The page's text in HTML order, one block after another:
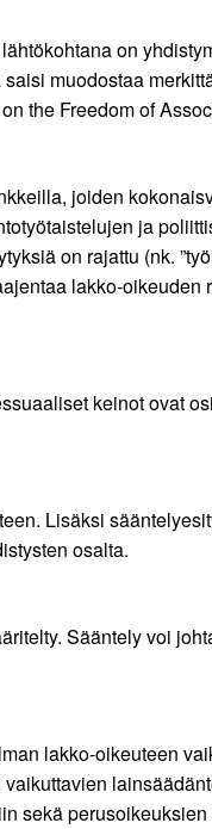
on
muodostaa
the Freedom of
joiden
ja
on rajattu (nk.
lakko-oikeuden
keinot ovat
Lisäksi
osalta.
Sääntely voi
lakko-oikeuteen
sekä